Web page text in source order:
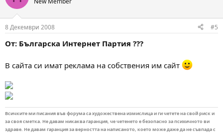
8 Декември 2008 #5
От: Българска Интернет Партия ???
В сайта си имат реклама на собствения им сайт
Всичките ми писания във форума са художествена измислица и ги четете на свой риск и
за своя сметка. Не давам никаква гаранция, че четенето е безопасно за психичното ви
здраве. Не давам гаранция за верността на написаното, което може даже да не съвпада с